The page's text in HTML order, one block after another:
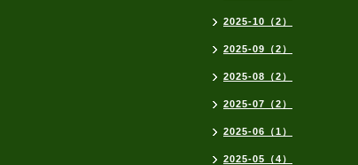
2025-10（2）
2025-09（2）
2025-08（2）
2025-07（2）
2025-06（1）
2025-05（4）